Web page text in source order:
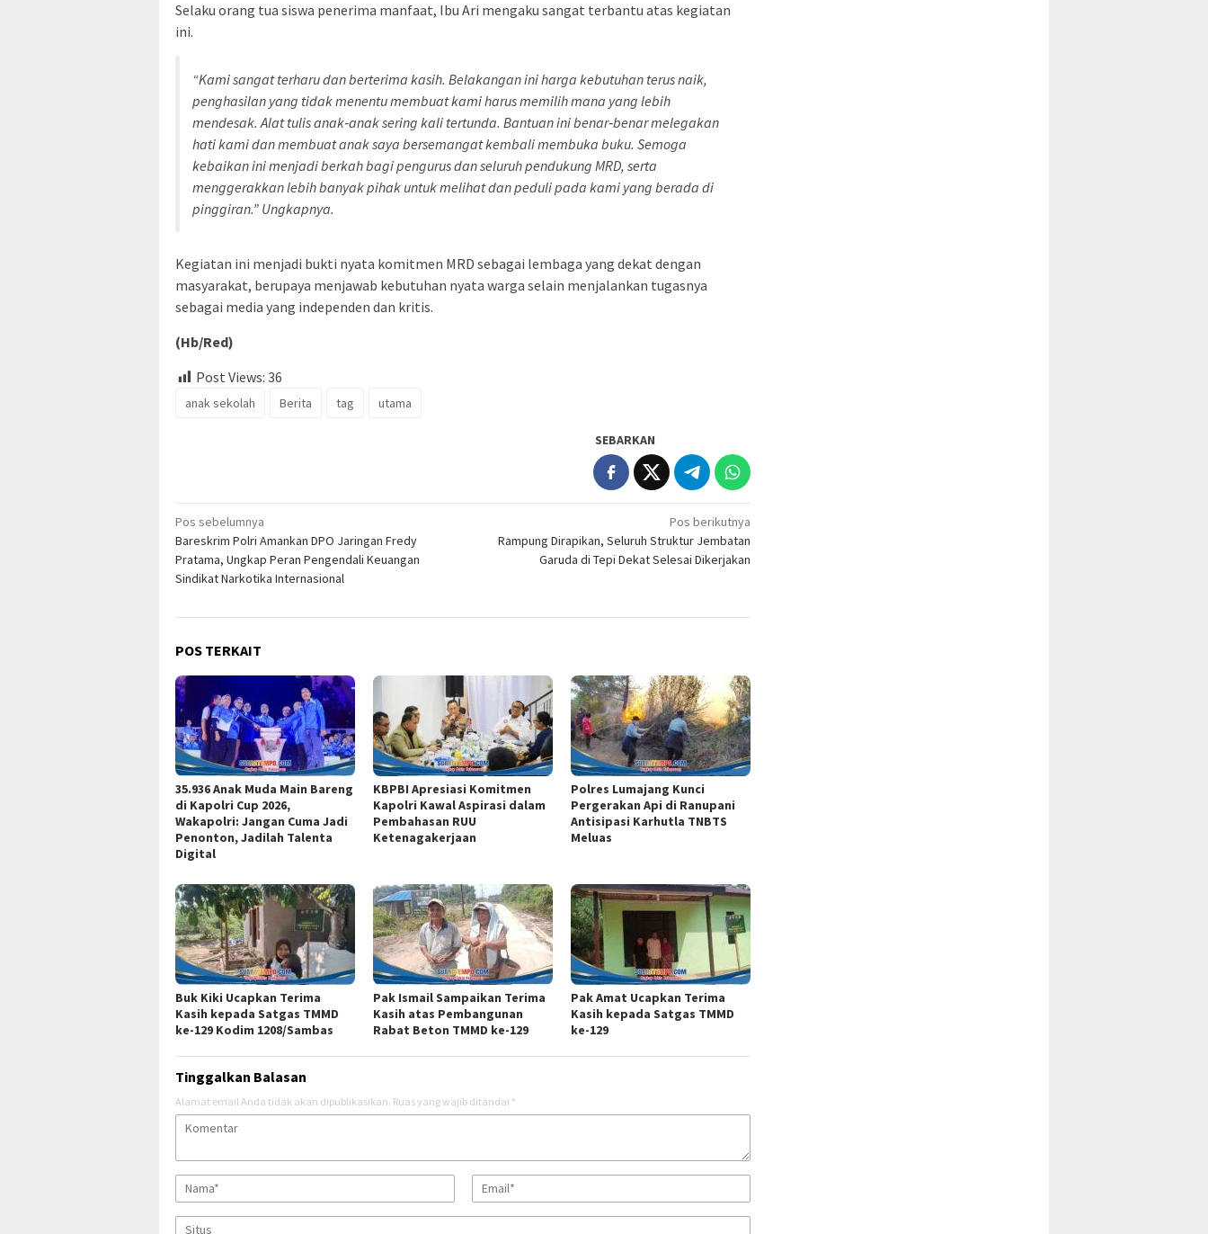
Selaku orang tua siswa penerima manfaat, Ibu Ari mengaku sangat terbantu atas kegiatan
ini.
“Kami sangat terharu dan berterima kasih. Belakangan ini harga kebutuhan terus naik,
penghasilan yang tidak menentu membuat kami harus memilih mana yang lebih
mendesak. Alat tulis anak‑anak sering kali tertunda. Bantuan ini benar‑benar melegakan
hati kami dan membuat anak saya bersemangat kembali membuka buku. Semoga
kebaikan ini menjadi berkah bagi pengurus dan seluruh pendukung MRD, serta
menggerakkan lebih banyak pihak untuk melihat dan peduli pada kami yang berada di
pinggiran.” Ungkapnya.
Kegiatan ini menjadi bukti nyata komitmen MRD sebagai lembaga yang dekat dengan
masyarakat, berupaya menjawab kebutuhan nyata warga selain menjalankan tugasnya
sebagai media yang independen dan kritis.
(Hb/Red)
Post Views: 36
anak sekolah Berita tag utama
SEBARKAN
Navigasi
pos
Pos sebelumnya
Bareskrim Polri Amankan DPO Jaringan Fredy
Pratama, Ungkap Peran Pengendali Keuangan
Sindikat Narkotika Internasional
Pos berikutnya
Rampung Dirapikan, Seluruh Struktur Jembatan
Garuda di Tepi Dekat Selesai Dikerjakan
POS TERKAIT
35.936 Anak Muda Main Bareng
di Kapolri Cup 2026,
Wakapolri: Jangan Cuma Jadi
Penonton, Jadilah Talenta
Digital
KBPBI Apresiasi Komitmen
Kapolri Kawal Aspirasi dalam
Pembahasan RUU
Ketenagakerjaan
Polres Lumajang Kunci
Pergerakan Api di Ranupani
Antisipasi Karhutla TNBTS
Meluas
Buk Kiki Ucapkan Terima
Kasih kepada Satgas TMMD
ke-129 Kodim 1208/Sambas
Pak Ismail Sampaikan Terima
Kasih atas Pembangunan
Rabat Beton TMMD ke-129
Pak Amat Ucapkan Terima
Kasih kepada Satgas TMMD
ke-129
Tinggalkan Balasan
Alamat email Anda tidak akan dipublikasikan. Ruas yang wajib ditandai *